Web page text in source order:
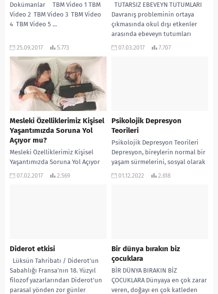
Dokümanlar TBM Video 1 TBM
Video 2 TBM Video 3 TBM Video
4 TBM Video 5 ...
25.09.2017 5.773
TUTARSIZ EBEVEYN TUTUMLARI
Davranış probleminin ortaya
çıkmasında okul dışı etkenler
arasında ebeveyn tutumları
önemli bir yere sahiptir. Bu
07.03.2017 7.707
Mesleki Özelliklerimiz Kişisel
Yaşantımızda Soruna Yol
Açıyor mu?
Mesleki Özelliklerimiz Kişisel
Yaşantımızda Soruna Yol Açıyor
mu? Ben senin danışanın değilim
07.02.2017 2.569
Psikolojik Depresyon
Teorileri
Psikolojik Depresyon Teorileri
Depresyon, bireylerin normal bir
yaşam sürmelerini, sosyal olarak
iş yerinde veya aile içinde
01.12.2022 2.618
Diderot etkisi
Lüksün Tahribatı / Diderot’un
Sabahlığı Fransa’nın 18. Yüzyıl
filozof yazarlarından Diderot’un
parasal yönden zor günler
Bir dünya bırakın biz
çocuklara
BİR DÜNYA BIRAKIN BİZ
ÇOCUKLARA Dünyaya en çok zarar
veren, doğayı en çok katleden